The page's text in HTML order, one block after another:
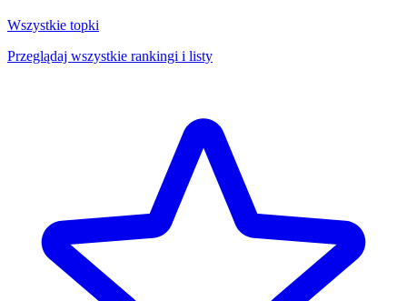
Wszystkie topki
Przeglądaj wszystkie rankingi i listy